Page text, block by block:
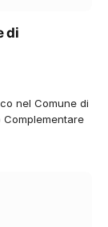
di
nel Comune di
Complementare